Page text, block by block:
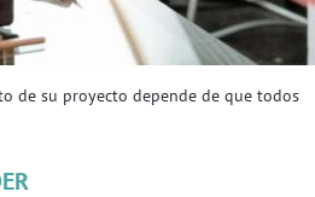
de su proyecto depende de que todos